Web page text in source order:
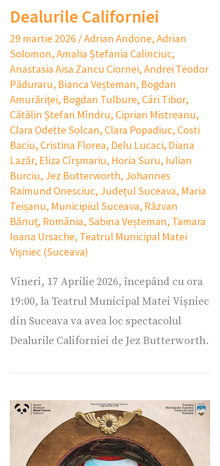
Dealurile Californiei
29 martie 2026 /Adrian Andone,Adrian
Solomon,Amalia Ștefania Calinciuc,
Anastasia Aisa Zancu Ciornei,Andrei Teodor
Păduraru, Bianca Veșteman, Bogdan
Amurăriței, Bogdan Tulbure, Cári Tibor,
Cătălin Ștefan Mîndru, Ciprian Mistreanu,
Clara Odette Solcan, Clara Popadiuc, Costi
Baciu, Cristina Florea, Delu Lucaci, Diana
Lazăr, Eliza Cîrșmariu, Horia Suru, Iulian
Burciu, Jez Butterworth, Johannes
Raimund Onesciuc, Județul Suceava, Maria
Teișanu, Municipiul Suceava, Răzvan
Bănuț, România, Sabina Veșteman, Tamara
Ioana Ursache, Teatrul Municipal Matei
Vișniec (Suceava)
Vineri, 17 Aprilie 2026, începând cu ora
19:00, la Teatrul Municipal Matei Vișniec
din Suceava va avea loc spectacolul
Dealurile Californiei de Jez Butterworth.